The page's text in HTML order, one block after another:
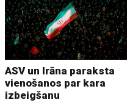
ASV un Irāna paraksta
vienošanos par kara
izbeigšanu